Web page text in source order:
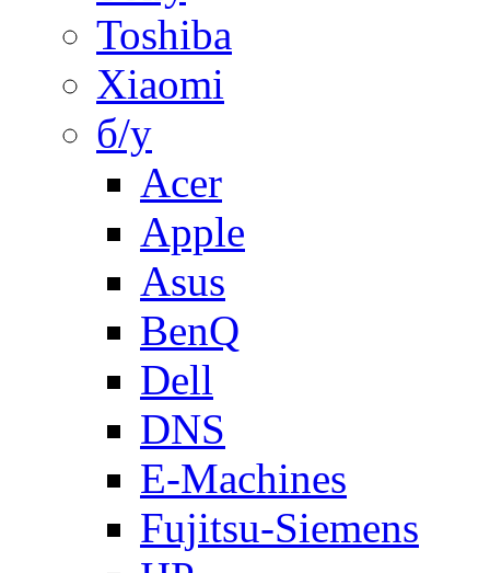
Toshiba
Xiaomi
б/у
Acer
Apple
Asus
BenQ
Dell
DNS
E-Machines
Fujitsu-Siemens